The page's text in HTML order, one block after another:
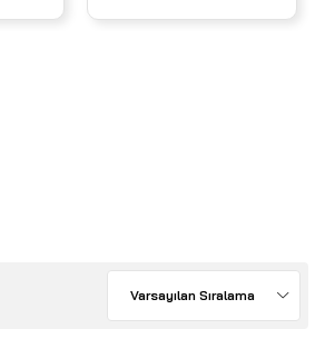
Varsayılan Sıralama